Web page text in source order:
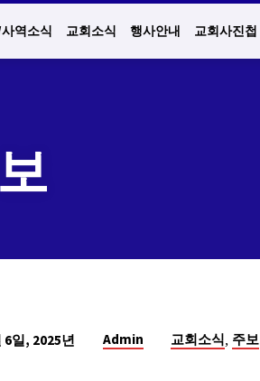
역소식 교회소식 행사안내 교회사진첩
6일, 2025년 Admin 교회소식, 주보